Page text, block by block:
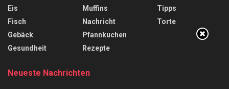
Eis
Fisch
Gebäck
Gesundheit
Muffins
Nachricht
Pfannkuchen
Rezepte
Tipps
Torte
Neueste Nachrichten